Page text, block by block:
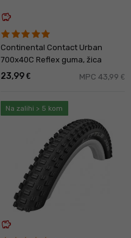
savings
Continental Contact Urban
700x40C Reflex guma, žica
23,99 € MPC 43,99 €
Na zalihi > 5 kom
savings